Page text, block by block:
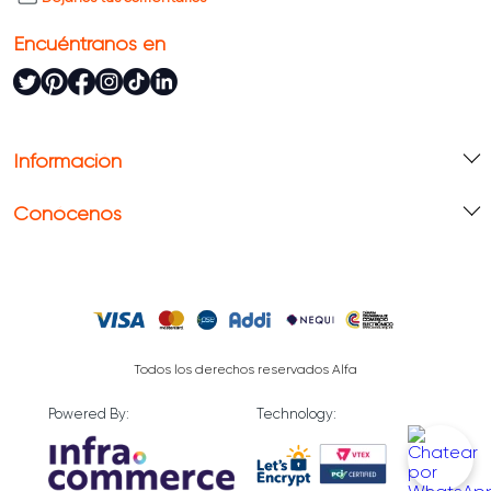
Información
Conócenos
Encuéntranos en
Todos los derechos reservados Alfa
Powered By: Technology: